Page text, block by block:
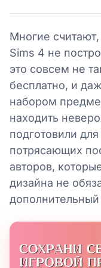
Многие
Sims 4 не
это совсем не
бесплатно, и
набором
находить
подготовили
потрясающих
авторов,
дизайна не
дополнительный